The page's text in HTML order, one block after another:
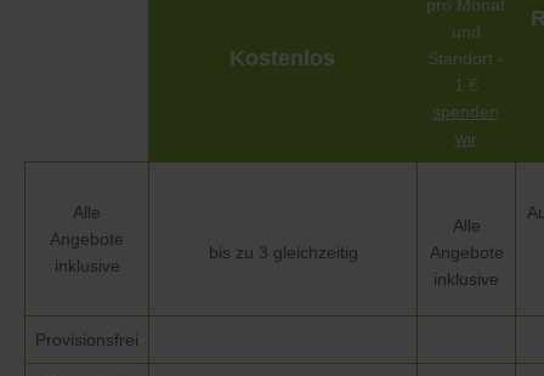
Kostenlos
pro Monat
und
Standort -
1 €
spenden
wir
Alle
Angebote
inklusive
bis zu 3 gleichzeitig
Alle
Angebote
inklusive
Provisionsfrei